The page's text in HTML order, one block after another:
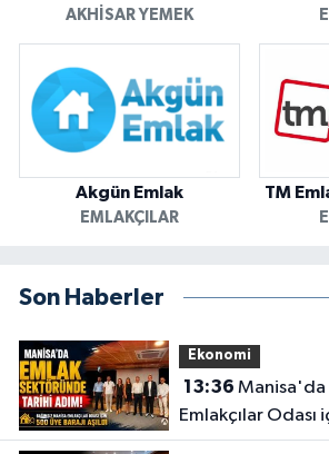
AKHISAR YEMEK
Akgün Emlak
EMLAKÇILAR
TM
Son Haberler
Ekonomi
13:36
Emlakçılar Odası
aşıldı